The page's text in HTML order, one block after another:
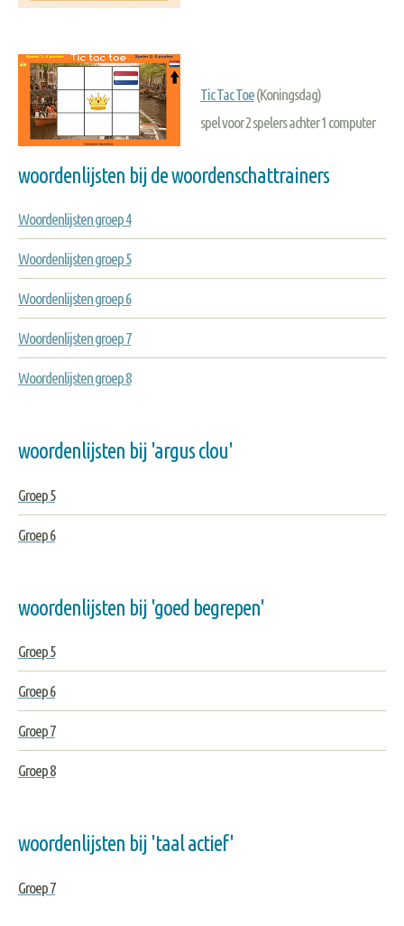
woordenlijsten bij de woordenschattrainers
Woordenlijsten groep 4
Woordenlijsten groep 5
Woordenlijsten groep 6
Woordenlijsten groep 7
Woordenlijsten groep 8
woordenlijsten bij 'argus clou'
Groep 5
Groep 6
woordenlijsten bij 'goed begrepen'
Groep 5
Groep 6
Groep 7
Groep 8
woordenlijsten bij 'taal actief'
Groep 7
Tic Tac Toe(Koningsdag)
spel voor 2 spelers achter 1 computer